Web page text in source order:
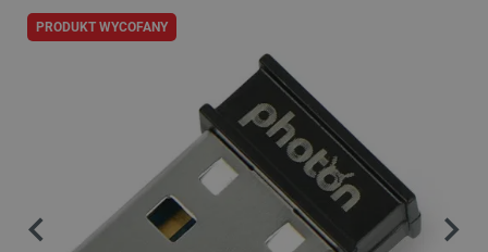
PRODUKT WYCOFANY